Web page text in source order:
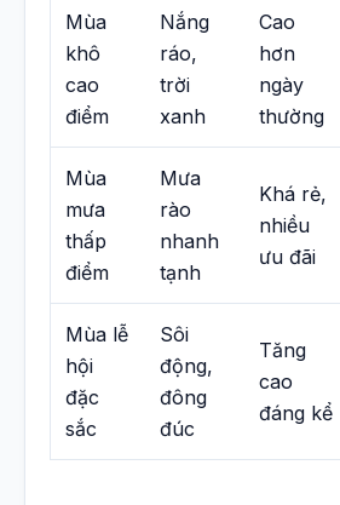
Mùa
khô
cao
điểm
Nắng
ráo,
trời
xanh
Cao
hơn
ngày
thường
Mùa
mưa
thấp
điểm
Mưa
rào
nhanh
tạnh
Khá rẻ,
nhiều
ưu đãi
Mùa lễ
hội
đặc
sắc
Sôi
động,
đông
đúc
Tăng
cao
đáng kể